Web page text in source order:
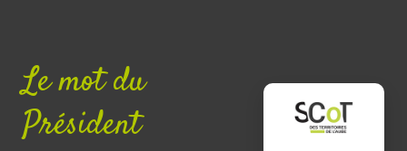
Le mot du
Président